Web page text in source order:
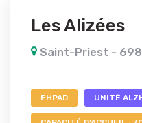
Les Alizées
Saint-Priest -
EHPAD UNITÉ